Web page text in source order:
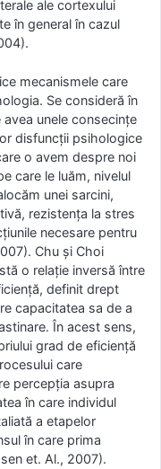
ale cortexului
în general în cazul
mecanismele care
Se consideră în
unele consecințe
disfuncții psihologice
o avem despre noi
care le luăm, nivelul
unei sarcini,
rezistența la stres
necesare pentru
Chu și Choi
o relație inversă între
definit drept
capacitatea sa de a
În acest sens,
grad de eficiență
care
percepția asupra
în care individul
a etapelor
în care prima
et. Al., 2007).